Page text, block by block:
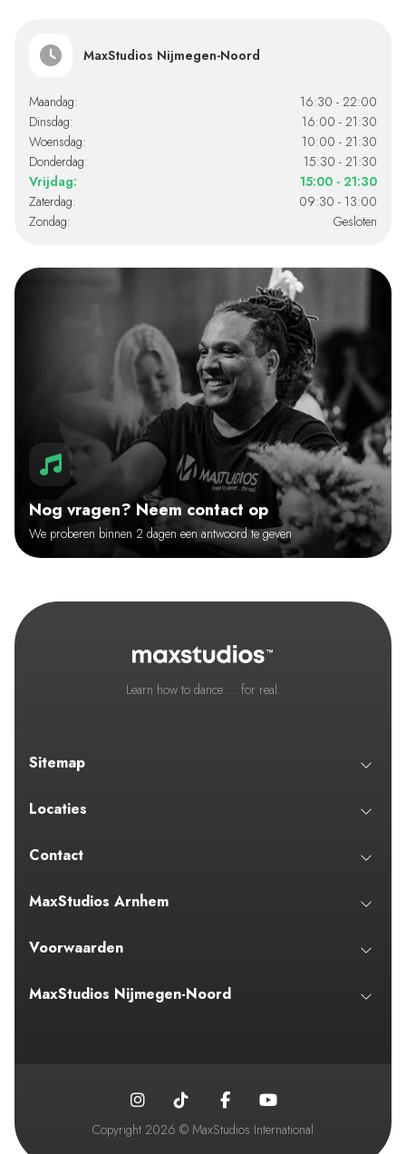
MaxStudios Nijmegen-Noord
Maandag:
16:30 - 22:00
Dinsdag:
16:00 - 21:30
Woensdag:
10:00 - 21:30
Donderdag:
15:30 - 21:30
Vrijdag:
15:00 - 21:30
Zaterdag:
09:30 - 13:00
Zondag:
Gesloten
Nog vragen? Neem contact op
We proberen binnen 2 dagen een antwoord te geven
Learn how to dance ... for real.
Sitemap
Locaties
Contact
MaxStudios Arnhem
Voorwaarden
MaxStudios Nijmegen-Noord
Copyright 2026 © MaxStudios International